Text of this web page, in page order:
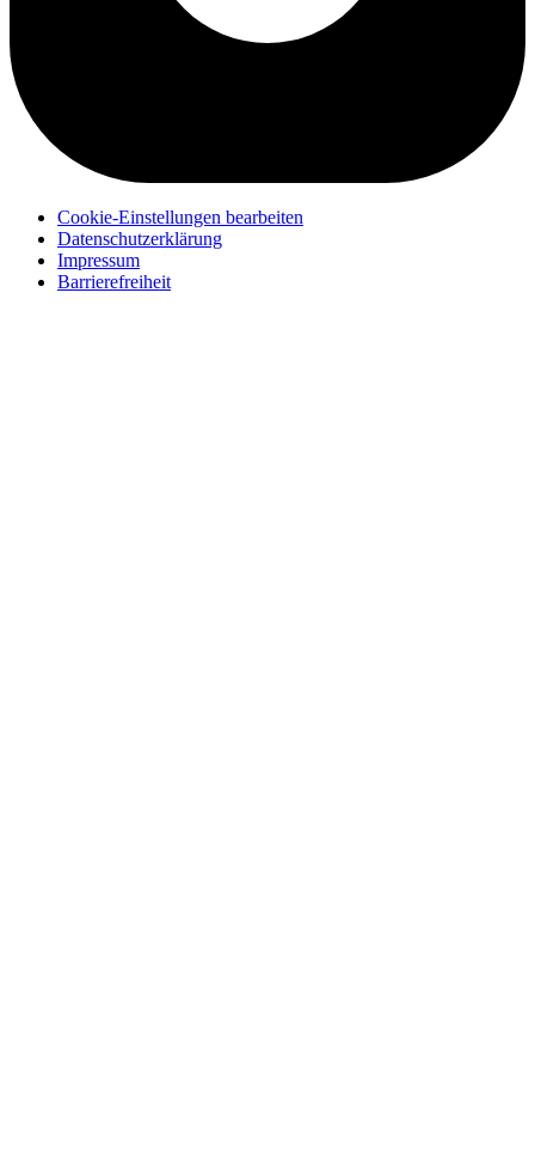
Cookie-Einstellungen bearbeiten
Datenschutzerklärung
Impressum
Barrierefreiheit